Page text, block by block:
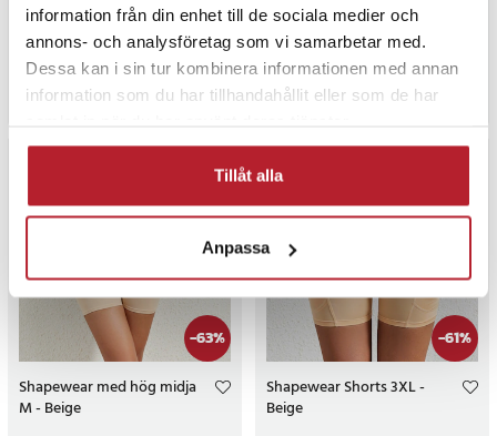
information från din enhet till de sociala medier och
annons- och analysföretag som vi samarbetar med.
Dessa kan i sin tur kombinera informationen med annan
information som du har tillhandahållit eller som de har
Tillåt alla
Anpassa
Nuvarande pris :29 krTidigare
pris:139 kr
29 kr 139 kr
I lager, levereras inom 1-2 vardagar
Köp
Nuvarande pris:29 krTidigare
pris :139 kr
29 kr 139 kr
Köp
-63%
Shapewear med hög midja
M - Beige
-61%
Shapewear Shorts 3XL -
Beige